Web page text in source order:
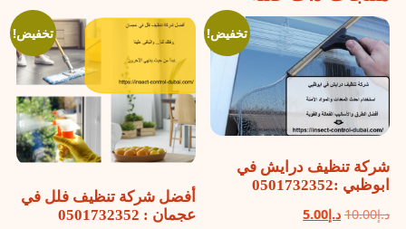
تخفيض!
شركة تنظيف درايش في
ابوظبي :0501732352
د.إ10.00 السعر
د.إ5.00السعر
تخفيض!
أفضل شركة تنظيف فلل في
عجمان : 0501732352